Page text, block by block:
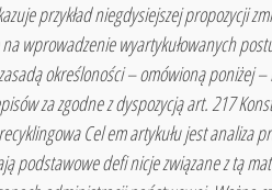
przykład niegdysiejszej propozycji
wprowadzenie wyartykułowanych
określoności – omówioną poniżej
za zgodne z dyspozycją art. 217
Cel em artykułu jest analiza
podstawowe defi nicje związane z tą